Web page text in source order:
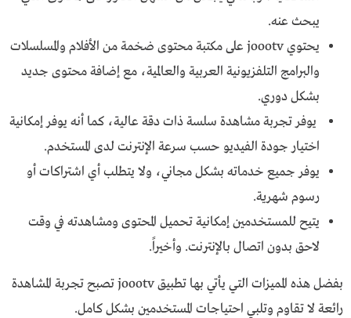
يبحث عنه.
يحتوي joootv على مكتبة محتوى ضخمة من الأفلام والمسلسلات
والبرامج التلفزيونية العربية والعالمية، مع إضافة محتوى جديد
بشكل دوري.
يوفر تجربة مشاهدة سلسة ذات دقة عالية، كما أنه يوفر إمكانية
اختيار جودة الفيديو حسب سرعة الإنترنت لدى المستخدم.
يوفر جميع خدماته بشكل مجاني، ولا يتطلب أي اشتراكات أو
رسوم شهرية.
يتيح للمستخدمين إمكانية تحميل المحتوى ومشاهدته في وقت
لاحق بدون اتصال بالإنترنت. وأخيراً.
بفضل هذه المميزات التي يأتي بها تطبيق joootv تصبح تجربة المشاهدة
رائعة لا تقاوم وتلبي احتياجات المستخدمين بشكل كامل.